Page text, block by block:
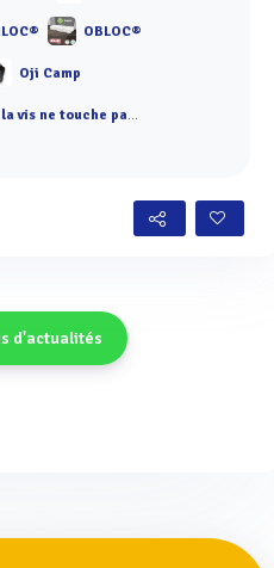
OBLOC®
Oji Camp
touche pas les anneaux
d'actualités